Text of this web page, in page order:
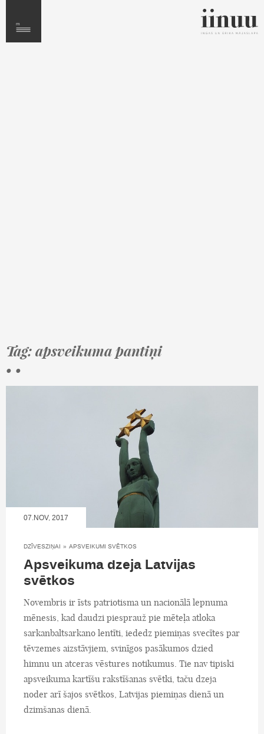
Tag: apsveikuma pantiņi
• •
07.NOV, 2017
DZĪVESZIŅAI » APSVEIKUMI SVĒTKOS
Apsveikuma dzeja Latvijas
svētkos
Novembris ir īsts patriotisma un nacionālā lepnuma
mēnesis, kad daudzi piesprauž pie mēteļa atloka
sarkanbaltsarkano lentīti, iededz piemiņas svecītes par
tēvzemes aizstāvjiem, svinīgos pasākumos dzied
himnu un atceras vēstures notikumus. Tie nav tipiski
apsveikuma kartīšu rakstīšanas svētki, taču dzeja
noder arī šajos svētkos, Latvijas piemiņas dienā un
dzimšanas dienā.